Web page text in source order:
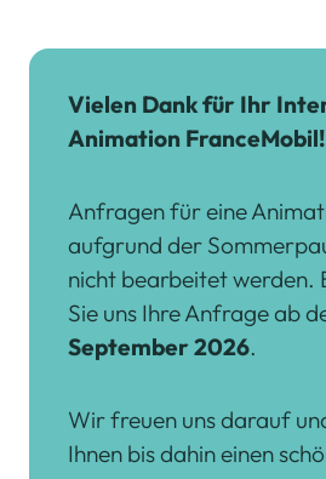
Vielen Dank für Ihr
Animation FranceMobil!
Anfragen für eine
aufgrund der
nicht bearbeitet werden.
Sie uns Ihre Anfrage ab
September 2026.
Wir freuen uns darauf
Ihnen bis dahin einen